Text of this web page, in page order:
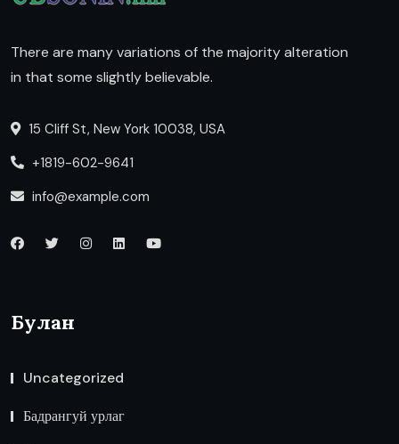
There are many variations of the majority alteration
in that some slightly believable.
15 Cliff St, New York 10038, USA
+1819-602-9641
info@example.com
Булан
Uncategorized
Бадрангуй урлаг